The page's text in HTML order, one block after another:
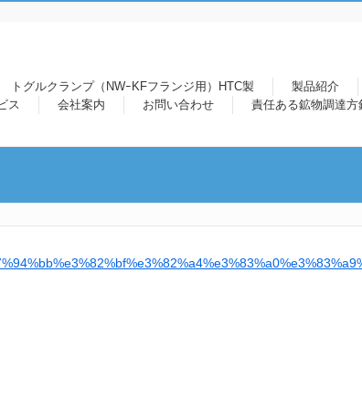
トグルクランプ（NWｰKFフランジ用）HTC製
製品紹介
ス 会社案内 お問い合わせ
責任ある鉱物調達方